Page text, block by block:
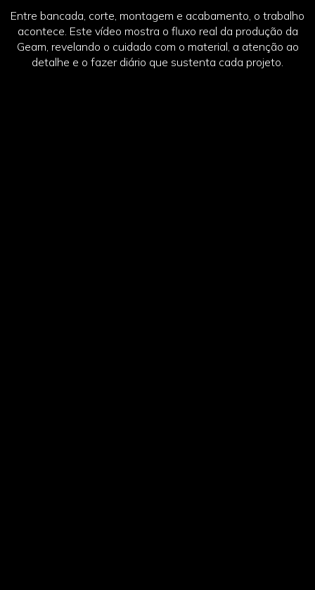
Entre bancada, corte, montagem e acabamento, o trabalho
acontece. Este vídeo mostra o fluxo real da produção da
Geam, revelando o cuidado com o material, a atenção ao
detalhe e o fazer diário que sustenta cada projeto.